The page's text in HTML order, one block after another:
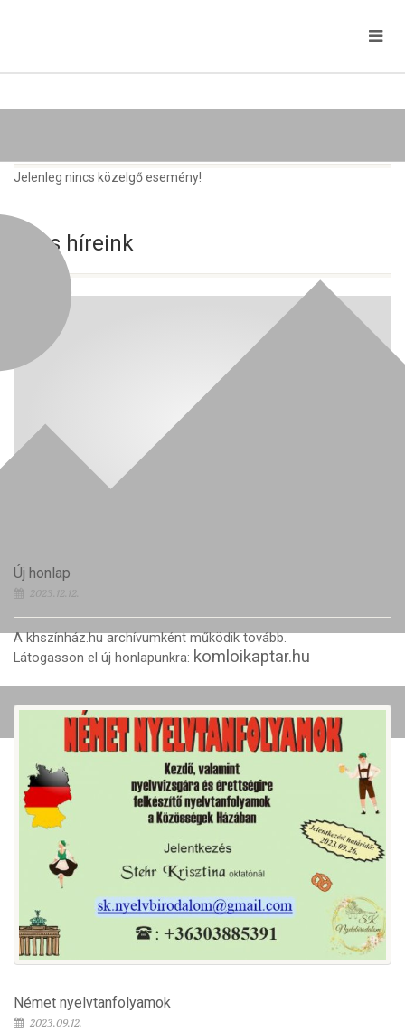
Jelenleg nincs közelgő esemény!
Friss híreink
Új honlap
2023.12.12.
A khszínház.hu archívumként működik tovább.
Látogasson el új honlapunkra: komloikaptar.hu
Német nyelvtanfolyamok
2023.09.12.